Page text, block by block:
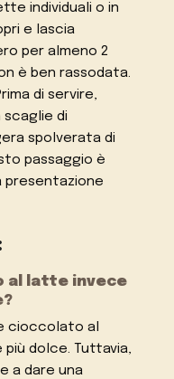
individuali o in
e lascia
per almeno 2
è ben rassodata.
di servire,
scaglie di
spolverata di
passaggio è
presentazione
al latte invece
cioccolato al
dolce. Tuttavia,
a dare una